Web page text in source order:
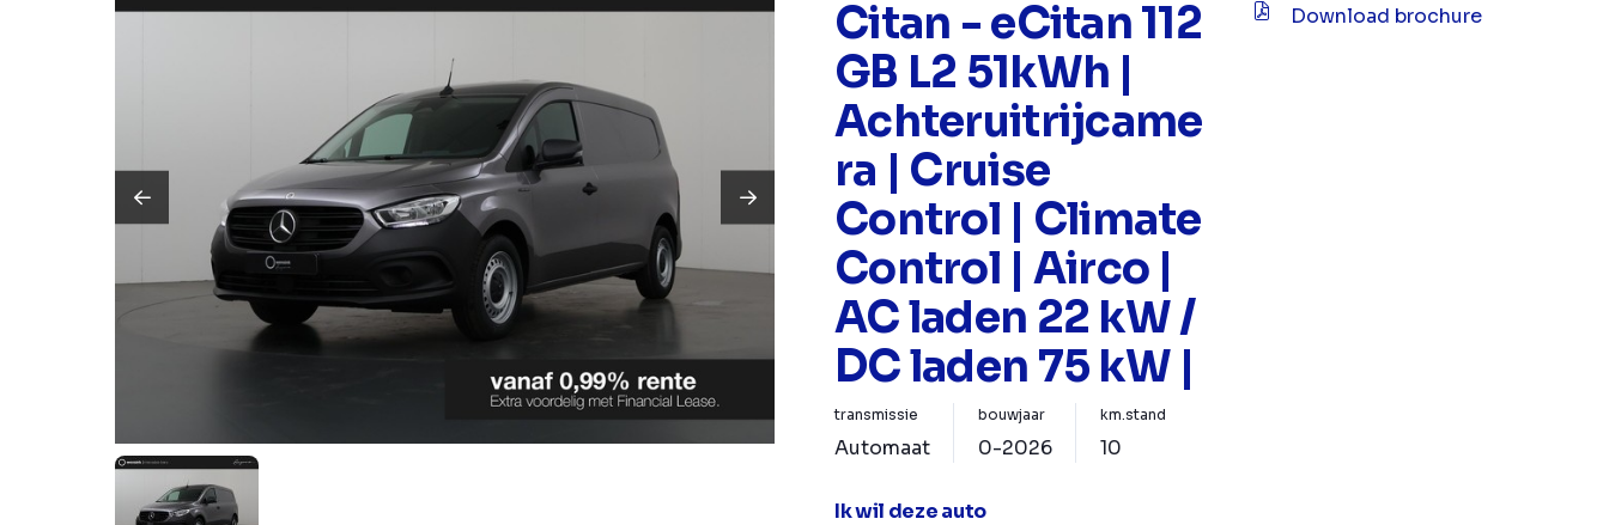
Citan - eCitan 112
GB L2 51kWh |
Achteruitrijcame
ra | Cruise
Control | Climate
Control | Airco |
AC laden 22 kW /
DC laden 75 kW |
Download brochure
transmissie
Automaat
bouwjaar
0-2026
km.stand
10
Ik wil deze auto